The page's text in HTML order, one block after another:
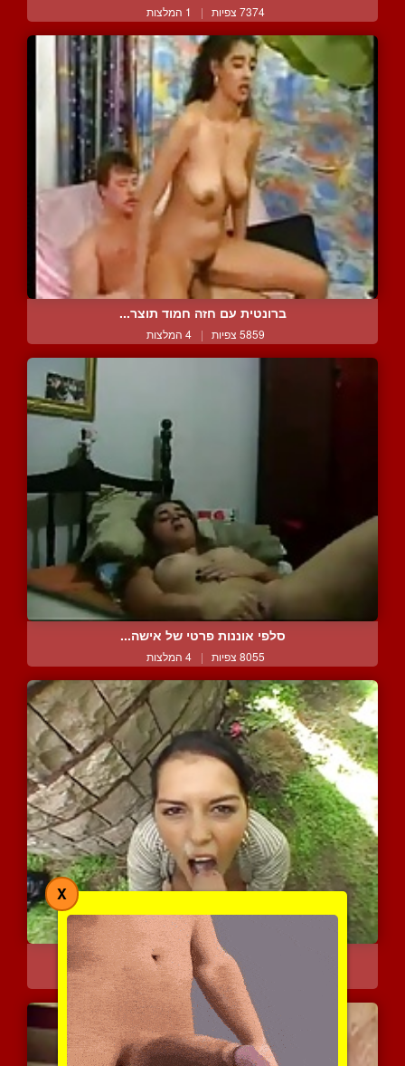
7374 צפיות | 1 המלצות
ברונטית עם חזה חמוד תוצר...
5859 צפיות | 4 המלצות
סלפי אוננות פרטי של אישה...
8055 צפיות | 4 המלצות
יפיופה מופתעת מההשפרצה ש...
7612 צפיות | 4 המלצות
X